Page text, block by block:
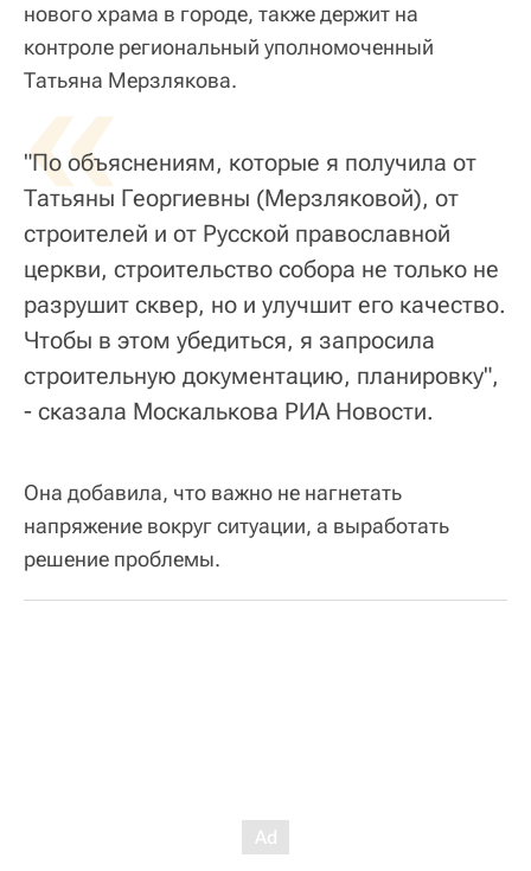
нового храма в городе, также держит на
контроле региональный уполномоченный
Татьяна Мерзлякова.
«
"По объяснениям, которые я получила от
Татьяны Георгиевны (Мерзляковой), от
строителей и от Русской православной
церкви, строительство собора не только не
разрушит сквер, но и улучшит его качество.
Чтобы в этом убедиться, я запросила
строительную документацию, планировку",
- сказала Москалькова РИА Новости.
Она добавила, что важно не нагнетать
напряжение вокруг ситуации, а выработать
решение проблемы.